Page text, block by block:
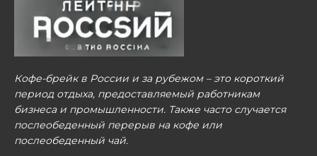
Кофе-брейк в России и за рубежом – это короткий
период отдыха, предоставляемый работникам
бизнеса и промышленности. Также часто случается
послеобеденный перерыв на кофе или
послеобеденный чай.